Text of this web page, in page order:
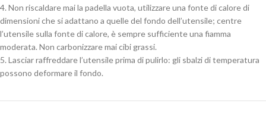
4. Non riscaldare mai la padella vuota, utilizzare una fonte di calore di
dimensioni che si adattano a quelle del fondo dell’utensile; centre
l’utensile sulla fonte di calore, è sempre sufficiente una fiamma
moderata. Non carbonizzare mai cibi grassi.
5. Lasciar raffreddare l’utensile prima di pulirlo: gli sbalzi di temperatura
possono deformare il fondo.